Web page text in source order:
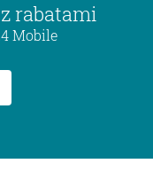
z rabatami
Mobile